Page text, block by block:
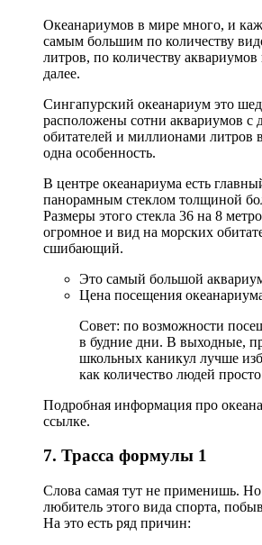
Океанариумов в мире много, и
самым большим по количеству
литров, по количеству аквариумов
далее.
Сингапурский океанариум это
расположены сотни аквариумов с
обитателей и миллионами литров
одна особенность.
В центре океанариума есть
панорамным стеклом толщиной
Размеры этого стекла 36 на 8
огромное и вид на морских
сшибающий.
Это самый большой
Цена посещения
Совет: по возможности посещайте его утром
в будние дни. В выходные,
школьных каникул лучше
как количество людей
Подробная информация про
ссылке.
7. Трасса формулы 1
Слова самая тут не применишь.
любитель этого вида спорта,
На это есть ряд причин: